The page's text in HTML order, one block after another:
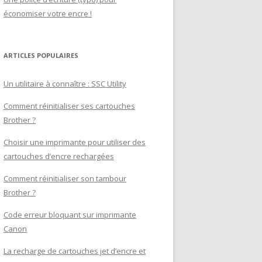
économiser votre encre !
ARTICLES POPULAIRES
Un utilitaire à connaître : SSC Utility
Comment réinitialiser ses cartouches
Brother ?
Choisir une imprimante pour utiliser des
cartouches d’encre rechargées
Comment réinitialiser son tambour
Brother ?
Code erreur bloquant sur imprimante
Canon
La recharge de cartouches jet d’encre et